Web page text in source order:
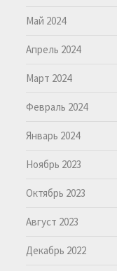
Май 2024
Апрель 2024
Март 2024
Февраль 2024
Январь 2024
Ноябрь 2023
Октябрь 2023
Август 2023
Декабрь 2022